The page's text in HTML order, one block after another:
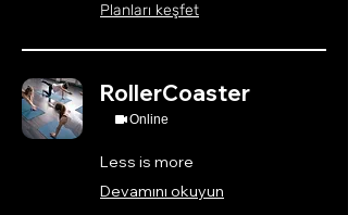
Planları keşfet
RollerCoaster
Online
Less is more
Devamını okuyun